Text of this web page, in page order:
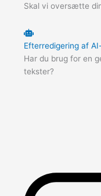
Skal vi oversætte
Efterredigering af
Har du brug for en
tekster?